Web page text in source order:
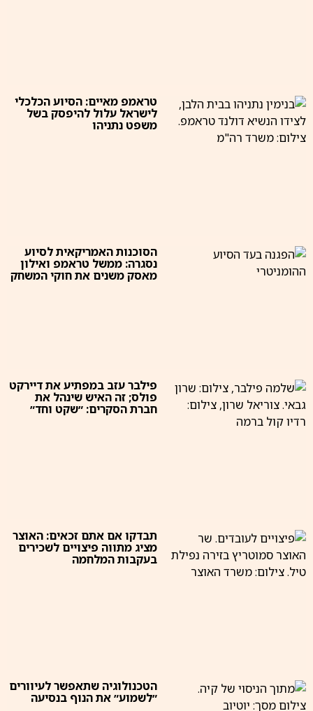
טראמפ מאיים: הסיוע הכלכלי
לישראל עלול להיפסק בשל
משפט נתניהו
הסוכנות האמריקאית לסיוע
נסגרה: ממשל טראמפ ואילון
מאסק משנים את חוקי המשחק
פילבר עזב במפתיע את דיירקט
פולס; זה האיש שינהל את
חברת הסקרים: ״שקט וחד״
תבדקו אם אתם זכאים: האוצר
מציג מתווה פיצויים לשכירים
בעקבות המלחמה
הטכנולוגיה שתאפשר לעיוורים
״לשמוע״ את הנוף בנסיעה